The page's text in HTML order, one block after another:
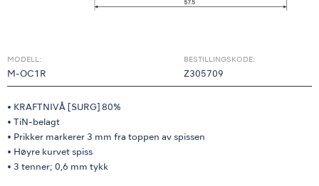
MODELL:
M-OC1R
BESTILLINGSKODE:
Z305709
• KRAFTNIVÅ [SURG] 80%
• TiN-belagt
• Prikker markerer 3 mm fra toppen av spissen
• Høyre kurvet spiss
• 3 tenner; 0,6 mm tykk